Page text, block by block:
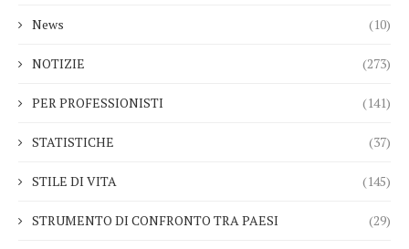
News (10)
NOTIZIE (273)
PER PROFESSIONISTI (141)
STATISTICHE (37)
STILE DI VITA (145)
STRUMENTO DI CONFRONTO TRA PAESI (29)